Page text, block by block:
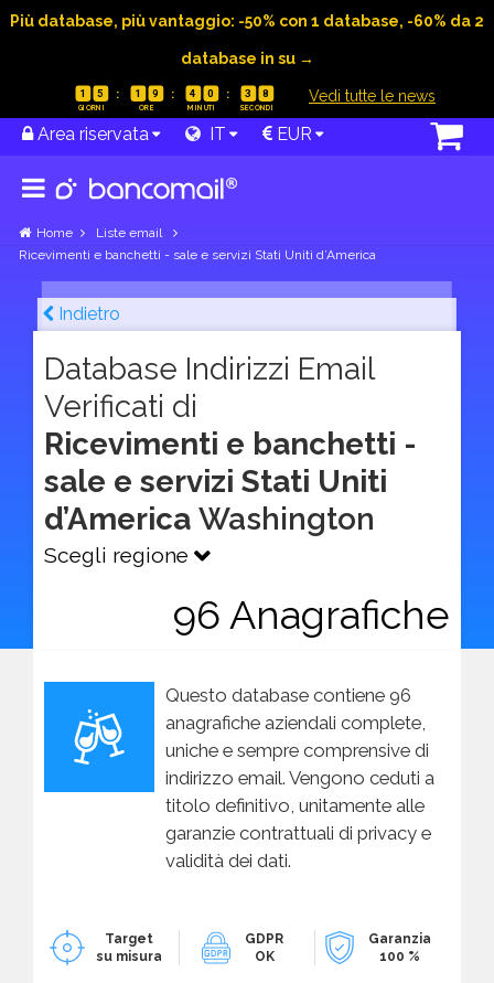
Più database, più vantaggio: -50% con 1 database, -60% da 2
database in su →
1 5 1 9 4 0 3 7 Vedi tutte le news
Area riservata IT EUR
Home
Liste email
Ricevimenti e banchetti - sale e servizi Stati Uniti d’America
Indietro
Database Indirizzi Email
Verificati di
Ricevimenti e banchetti -
sale e servizi Stati Uniti
d’America Washington
Scegli regione
96 Anagrafiche
Questo database contiene 96
anagrafiche aziendali complete,
uniche e sempre comprensive di
indirizzo email. Vengono ceduti a
titolo definitivo, unitamente alle
garanzie contrattuali di privacy e
validità dei dati.
Target
su misura
GDPR
OK
Garanzia
100 %